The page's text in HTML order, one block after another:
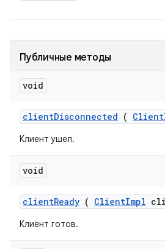
Публичные методы
void
clientDisconnected ( Client
Клиент ушел.
void
clientReady ( ClientImpl
Клиент готов.